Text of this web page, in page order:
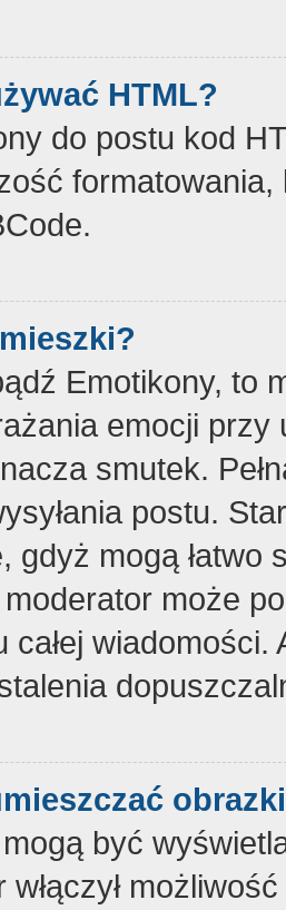
HTML?
do postu kod
Emotikony, to
emocji
smutek.
postu.
gdyż mogą
może
całej
być